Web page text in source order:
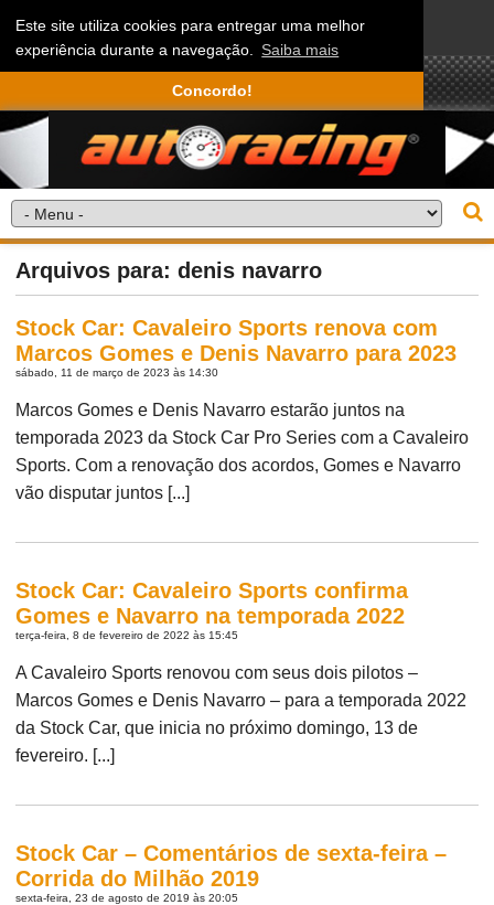
Este site utiliza cookies para entregar uma melhor
experiência durante a navegação. Saiba mais
Concordo!
Arquivos para: denis navarro
Stock Car: Cavaleiro Sports renova com
Marcos Gomes e Denis Navarro para 2023
sábado, 11 de março de 2023 às 14:30
Marcos Gomes e Denis Navarro estarão juntos na
temporada 2023 da Stock Car Pro Series com a Cavaleiro
Sports. Com a renovação dos acordos, Gomes e Navarro
vão disputar juntos [...]
Stock Car: Cavaleiro Sports confirma
Gomes e Navarro na temporada 2022
terça-feira, 8 de fevereiro de 2022 às 15:45
A Cavaleiro Sports renovou com seus dois pilotos –
Marcos Gomes e Denis Navarro – para a temporada 2022
da Stock Car, que inicia no próximo domingo, 13 de
fevereiro. [...]
Stock Car – Comentários de sexta-feira –
Corrida do Milhão 2019
sexta-feira, 23 de agosto de 2019 às 20:05